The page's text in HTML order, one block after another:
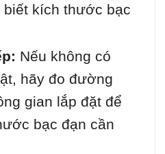
biết kích thước bạc
Nếu không có
hãy đo đường
gian lắp đặt để
bạc đạn cần